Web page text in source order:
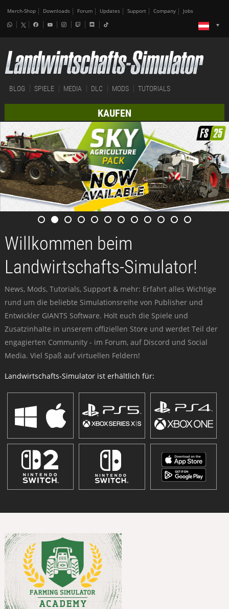
Merch-Shop Downloads Forum Updates Support Company Jobs
BLOG SPIELE MEDIA DLC MODS TUTORIALS
KAUFEN
Willkommen beim
Landwirtschafts-Simulator!
News, Mods, Tutorials, Support & mehr: Erfahrt alles Wichtige
rund um die beliebte Simulationsreihe von Publisher und
Entwickler GIANTS Software. Holt euch die Spiele und
Zusatzinhalte in unserem offiziellen Store und werdet Teil der
engagierten Community - im Forum, auf Discord und Social
Media. Viel Spaß auf virtuellen Feldern!
Landwirtschafts-Simulator ist erhältlich für: